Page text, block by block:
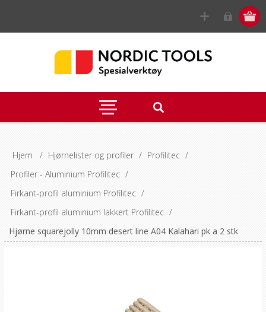
Hjem / Hjørnelister og profiler / Profilitec /
Profiler - Aluminium Profilitec /
Firkant-profil aluminium Profilitec /
Firkant-profil aluminium lakkert Profilitec /
Hjørne squarejolly 10mm desert line A04 Kalahari pk a 2 stk